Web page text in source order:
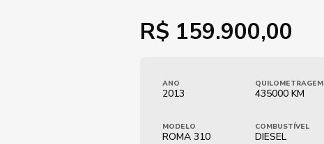
R$ 159.900,00
ANO
2013
QUILOMETRAGEM
435000 KM
MODELO
ROMA 310
COMBUSTÍVEL
DIESEL